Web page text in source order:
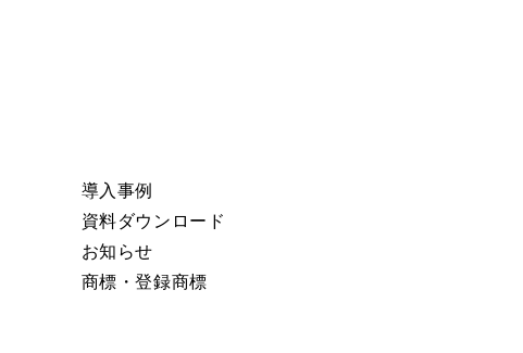
導入事例
資料ダウンロード
お知らせ
商標・登録商標